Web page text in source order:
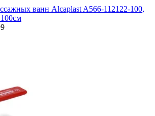
ванн Alcaplast A566-112122-100,